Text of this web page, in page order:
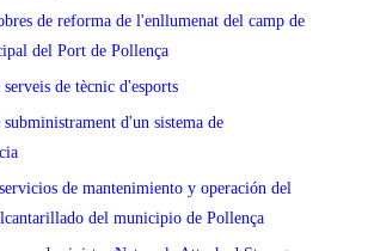
de reforma de l'enllumenat del camp de
del Port de Pollença
de tècnic d'esports
subministrament d'un sistema de
de mantenimiento y operación del
del municipio de Pollença